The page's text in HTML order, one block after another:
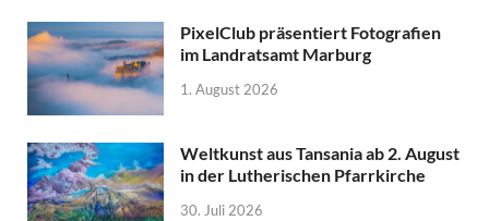
PixelClub präsentiert Fotografien
im Landratsamt Marburg
1. August 2026
Weltkunst aus Tansania ab 2. August
in der Lutherischen Pfarrkirche
30. Juli 2026